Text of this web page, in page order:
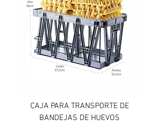
CAJA PARA TRANSPORTE DE
BANDEJAS DE HUEVOS